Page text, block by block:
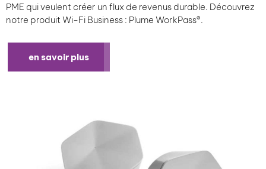
PME qui veulent créer un flux de revenus durable. Découvrez
notre produit Wi-Fi Business : Plume WorkPass®.
en savoir plus